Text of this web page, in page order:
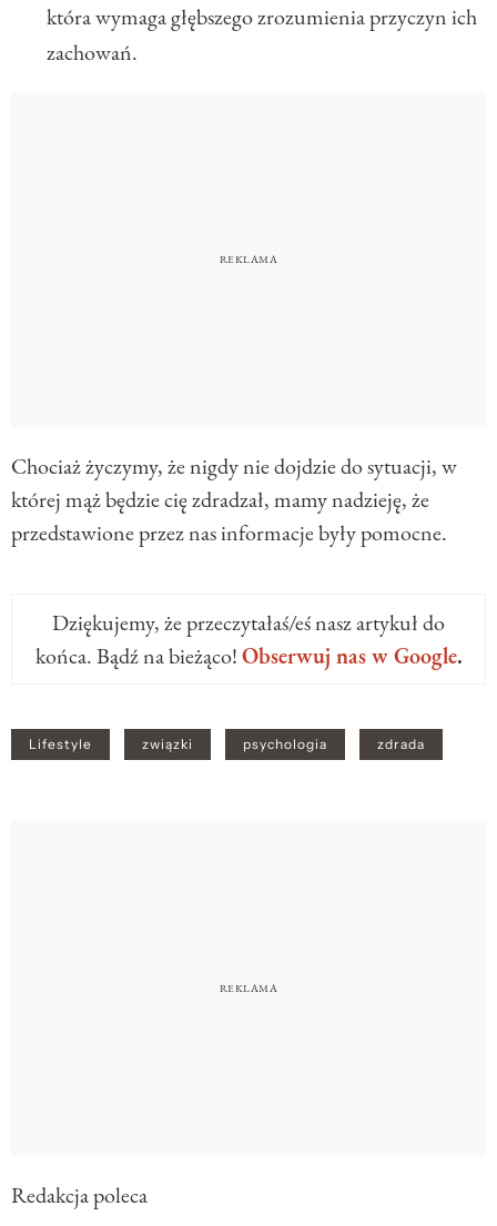
która wymaga głębszego zrozumienia przyczyn ich
zachowań.
Chociaż życzymy, że nigdy nie dojdzie do sytuacji, w
której mąż będzie cię zdradzał, mamy nadzieję, że
przedstawione przez nas informacje były pomocne.
Dziękujemy, że przeczytałaś/eś nasz artykuł do
końca. Bądź na bieżąco!Obserwuj nas w Google.
Lifestyle związki psychologia zdrada
Redakcja poleca